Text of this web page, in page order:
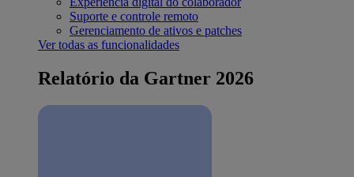
Suporte e controle remoto
Gerenciamento de ativos e patches
Ver todas as funcionalidades
Relatório da Gartner 2026